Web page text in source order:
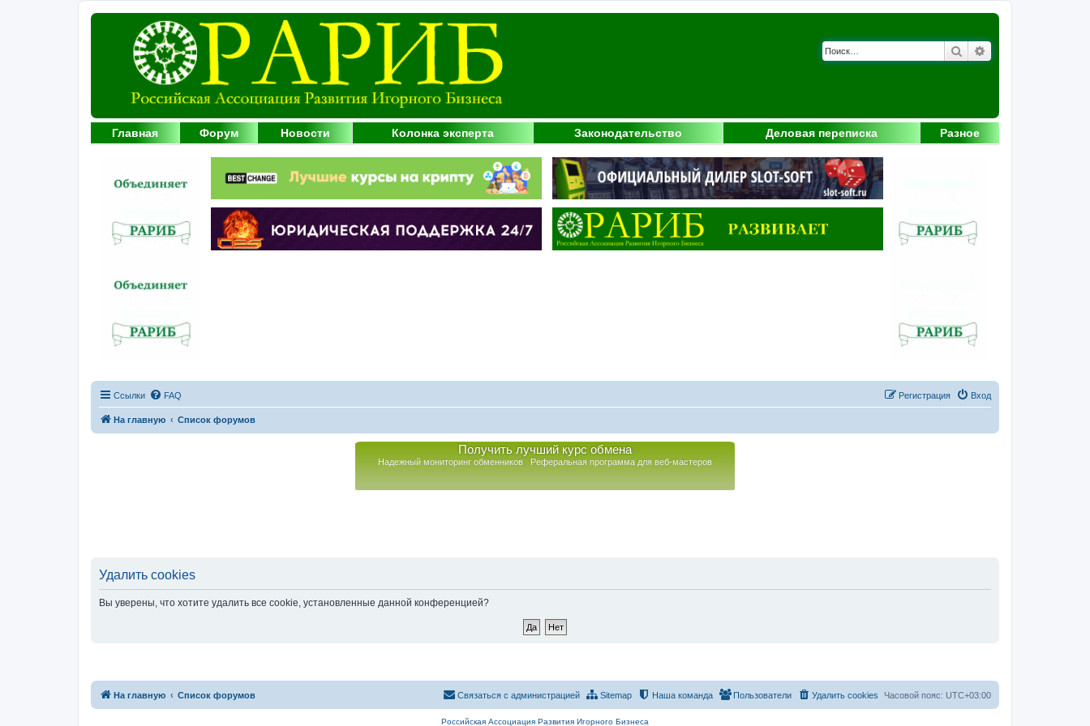
Поиск
Главная Форум Новости Колонка эксперта Законодательство Деловая переписка Разное
Ссылки FAQ Вход
Регистрация
На главную Список форумов
Получить лучший курс обмена
Надежный мониторинг обменников Реферальная программа для веб-мастеров
Удалить cookies
Вы уверены, что хотите удалить все cookie, установленные данной конференцией?
На главную Список форумов Часовой пояс: UTC+03:00
Удалить cookies
Пользователи
Наша команда
Sitemap
Связаться с администрацией
Российская Ассоциация Развития Игорного Бизнеса